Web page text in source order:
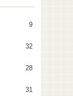
9
32
28
31